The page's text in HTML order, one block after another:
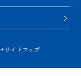
サイトマップ